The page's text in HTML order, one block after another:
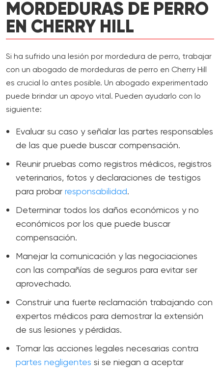
MORDEDURAS DE PERRO
EN CHERRY HILL
Si ha sufrido una lesión por mordedura de perro, trabajar
con un abogado de mordeduras de perro en Cherry Hill
es crucial lo antes posible. Un abogado experimentado
puede brindar un apoyo vital. Pueden ayudarlo con lo
siguiente:
Evaluar su caso y señalar las partes responsables
de las que puede buscar compensación.
Reunir pruebas como registros médicos, registros
veterinarios, fotos y declaraciones de testigos
para probar responsabilidad.
Determinar todos los daños económicos y no
económicos por los que puede buscar
compensación.
Manejar la comunicación y las negociaciones
con las compañías de seguros para evitar ser
aprovechado.
Construir una fuerte reclamación trabajando con
expertos médicos para demostrar la extensión
de sus lesiones y pérdidas.
Tomar las acciones legales necesarias contra
partes negligentes si se niegan a aceptar